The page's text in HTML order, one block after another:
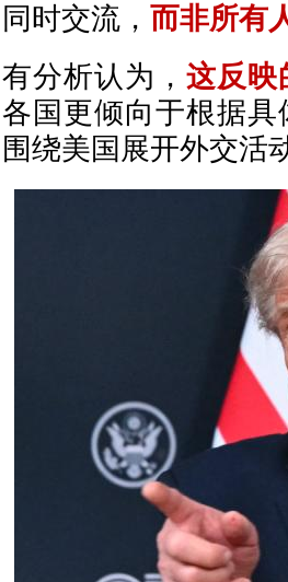
同时交流， 而非所有
有分析认为，这反映
各国更倾向于根据
围绕美国展开外交活